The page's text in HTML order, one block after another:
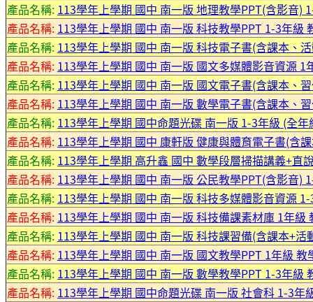
產品名稱: 113學年上學期 國中 南一版 地理教學PPT(含影音)
產品名稱: 113學年上學期 國中 南一版 科技教學PPT 1-3年級
產品名稱: 113學年上學期 國中 南一版 科技電子書(含課本、
產品名稱: 113學年上學期 國中 南一版 國文多媒體影音資源 1
產品名稱: 113學年上學期 國中 南一版 國文電子書(含課本、
產品名稱: 113學年上學期 國中 南一版 數學電子書(含課本、
產品名稱: 113學年上學期 國中命題光碟 南一版 1-3年級 (全
產品名稱: 113學年上學期 國中 康軒版 健康與體育電子書(含
產品名稱: 113學年上學期 高升鑫 國中 數學段層掃描講義+直
產品名稱: 113學年上學期 國中 南一版 公民教學PPT(含影音)
產品名稱: 113學年上學期 國中 南一版 科技多媒體影音資源
產品名稱: 113學年上學期 國中 南一版 科技備課素材庫 1年級
產品名稱: 113學年上學期 國中 南一版 科技課習備(含課本+
產品名稱: 113學年上學期 國中 南一版 國文教學PPT 1年級 教
產品名稱: 113學年上學期 國中 南一版 數學教學PPT 1-3年級
產品名稱: 113學年上學期 國中命題光碟 南一版 社會科 1-3年